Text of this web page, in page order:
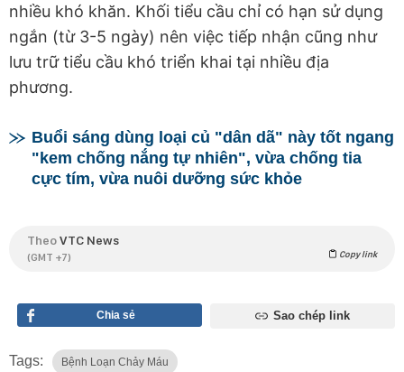
nhiều khó khăn. Khối tiểu cầu chỉ có hạn sử dụng
ngắn (từ 3-5 ngày) nên việc tiếp nhận cũng như
lưu trữ tiểu cầu khó triển khai tại nhiều địa
phương.
Buổi sáng dùng loại củ "dân dã" này tốt ngang
"kem chống nắng tự nhiên", vừa chống tia
cực tím, vừa nuôi dưỡng sức khỏe
TheoVTC News
(GMT +7) Copy link
Chia sẻ Sao chép link
Tags: Bệnh Loạn Chảy Máu